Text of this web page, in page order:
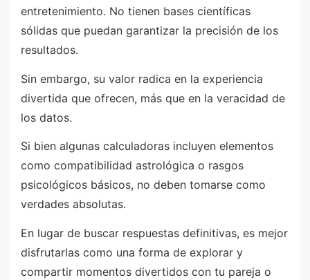
entretenimiento. No tienen bases científicas
sólidas que puedan garantizar la precisión de los
resultados.
Sin embargo, su valor radica en la experiencia
divertida que ofrecen, más que en la veracidad de
los datos.
Si bien algunas calculadoras incluyen elementos
como compatibilidad astrológica o rasgos
psicológicos básicos, no deben tomarse como
verdades absolutas.
En lugar de buscar respuestas definitivas, es mejor
disfrutarlas como una forma de explorar y
compartir momentos divertidos con tu pareja o